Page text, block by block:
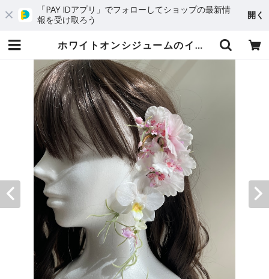
「PAY IDアプリ」でフォローしてショップの最新情
報を受け取ろう
開く
ホワイトオンシジュームのイヤーフックとヘアパーツセット | mil petalos